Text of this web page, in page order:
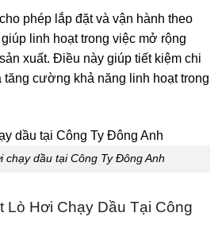
phép lắp đặt và vận hành theo
linh hoạt trong việc mở rộng
xuất. Điều này giúp tiết kiệm chi
tăng cường khả năng linh hoạt trong
chạy dầu tại Công Ty Đông Anh
Lò Hơi Chạy Dầu Tại Công